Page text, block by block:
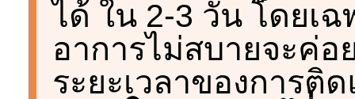
ได้ ใน 2-3 วัน โดยเ
อาการไม่สบายจะค่
ระยะเวลาของการติ